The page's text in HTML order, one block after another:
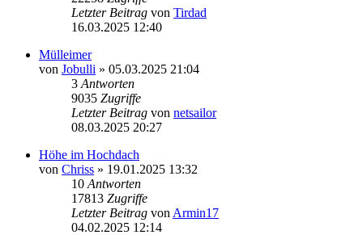
Letzter Beitrag von Tirdad
16.03.2025 12:40
Mülleimer
von Jobulli » 05.03.2025 21:04
3 Antworten
9035 Zugriffe
Letzter Beitrag von netsailor
08.03.2025 20:27
Höhe im Hochdach
von Chriss » 19.01.2025 13:32
10 Antworten
17813 Zugriffe
Letzter Beitrag von Armin17
04.02.2025 12:14